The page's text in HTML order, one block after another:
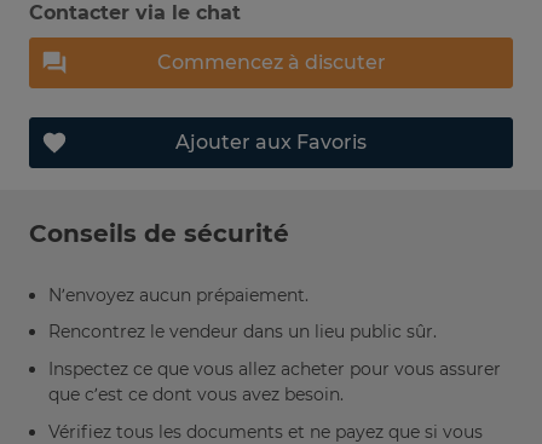
Contacter via le chat
Commencez à discuter
Ajouter aux Favoris
Conseils de sécurité
N’envoyez aucun prépaiement.
Rencontrez le vendeur dans un lieu public sûr.
Inspectez ce que vous allez acheter pour vous assurer
que c’est ce dont vous avez besoin.
Vérifiez tous les documents et ne payez que si vous